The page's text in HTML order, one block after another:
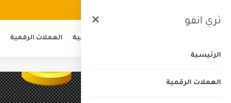
الرئيسية العملات الرقمية
ثري انفو ✕
الرئيسية
العملات الرقمية